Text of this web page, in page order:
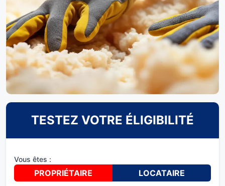
TESTEZ VOTRE ÉLIGIBILITÉ
Vous êtes :
PROPRIÉTAIRE LOCATAIRE